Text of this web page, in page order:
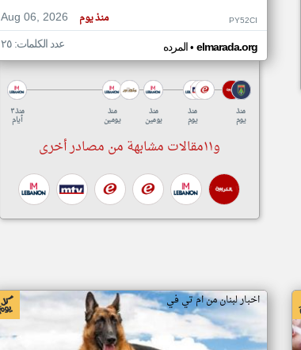
Aug 06, 2026
منذ يوم PY52CI
المرده• elmarada.org عدد الكلمات: ٢٥
منذ ٣
أيام
منذ
يومين
منذ
يومين
منذ
يوم
منذ
يوم
و١١مقالات مشابهة من مصادر أخرى
اخبار لبنان من ام تي في